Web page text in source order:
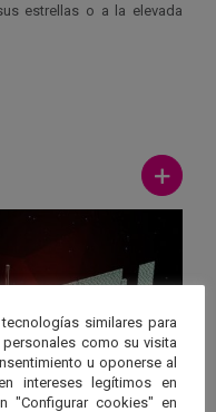
estrellas o a la elevada
Ver más
similares para
como su visita
u oponerse al
intereses legítimos en
"Configurar cookies" en